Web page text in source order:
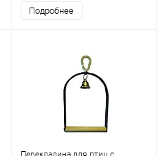
Подробнее